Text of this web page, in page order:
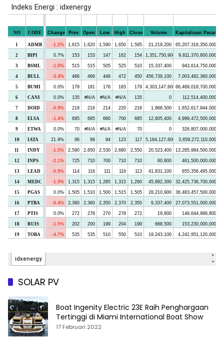
SOLAR PV
Boat Ingenity Electric 23E Raih Penghargaan
Tertinggi di Miami International Boat Show
17 Februari 2022